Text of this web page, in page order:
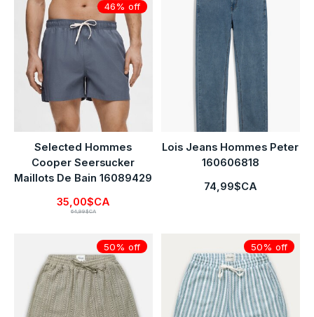
46% off
Selected Hommes
Cooper Seersucker
Maillots De Bain 16089429
35,00$CA
64,99$CA
Lois Jeans Hommes Peter
160606818
74,99$CA
50% off 50% off